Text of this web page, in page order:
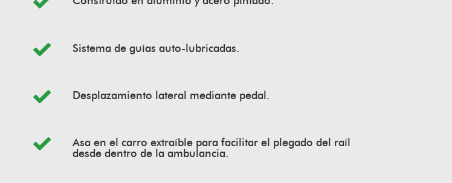
Sistema de guías auto-lubricadas.
Desplazamiento lateral mediante pedal.
Asa en el carro extraíble para facilitar el plegado del raíl
desde dentro de la ambulancia.